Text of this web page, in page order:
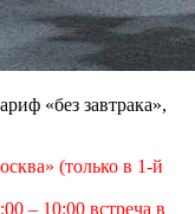
«без завтрака»,
(только в 1-й
– 10:00 встреча в